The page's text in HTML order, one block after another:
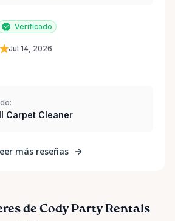
Verificado
Jul 14, 2026
Carpet Cleaner
más reseñas
de Cody Party Rentals